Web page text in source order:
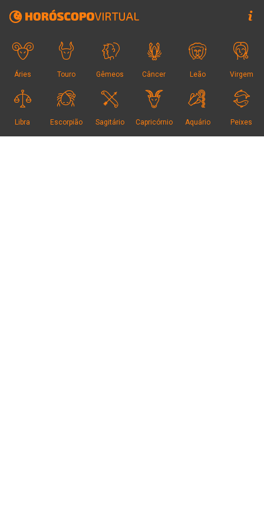
Áries Touro Gêmeos Câncer Leão Virgem
Libra Escorpião Sagitário Capricórnio Aquário Peixes